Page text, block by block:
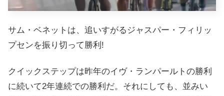
サム・ベネットは、追いすがるジャスパー・フィリッ
プセンを振り切って勝利!
クイックステップは昨年のイヴ・ランパールトの勝利
に続いて2年連続での勝利だ。それにしても、並みい